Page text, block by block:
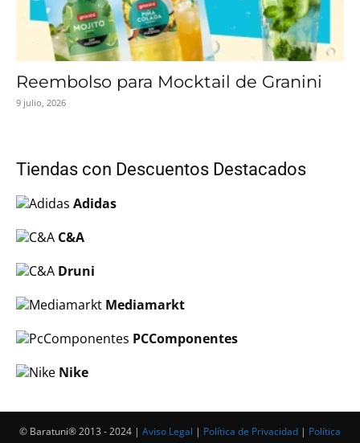
Reembolso para Mocktail de Granini
9 julio, 2026
Tiendas con Descuentos Destacados
Adidas
C&A
Druni
Mediamarkt
PCComponentes
Nike
© Baratuni®‎ 2013 - 2024 | Aviso Legal | Política de Privacidad | Política